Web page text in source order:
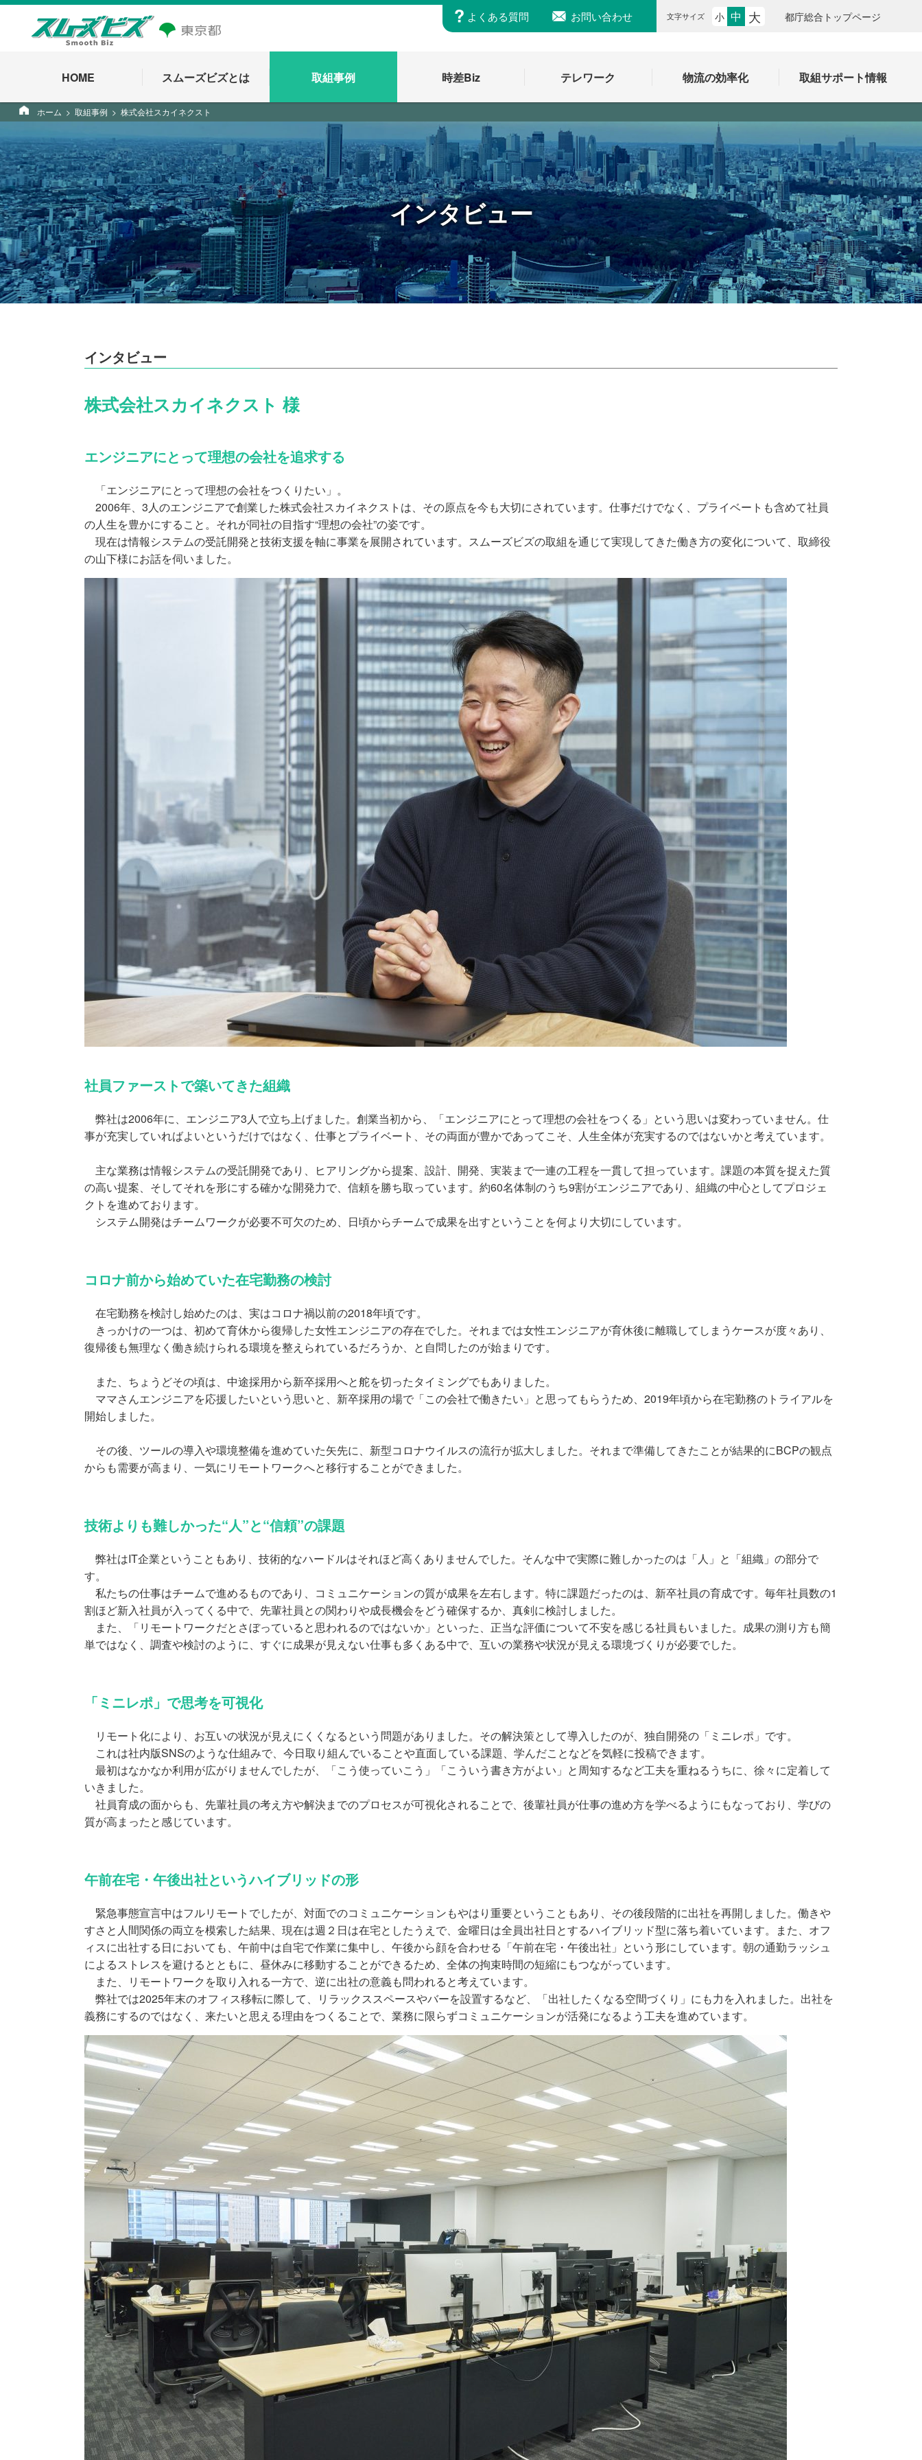
よくある質問 お問い合わせ 文字サイズ 小 中 大 都庁総合トップページ
HOME スムーズビズとは 取組事例 時差Biz テレワーク 物流の効率化 取組サポート情報
ホーム 取組事例 株式会社スカイネクスト
インタビュー
インタビュー
株式会社スカイネクスト 様
エンジニアにとって理想の会社を追求する
「エンジニアにとって理想の会社をつくりたい」。
2006年、3人のエンジニアで創業した株式会社スカイネクストは、その原点を今も大切にされています。仕事だけでなく、プライベートも含めて社員
の人生を豊かにすること。それが同社の目指す“理想の会社”の姿です。
現在は情報システムの受託開発と技術支援を軸に事業を展開されています。スムーズビズの取組を通じて実現してきた働き方の変化について、取締役
の山下様にお話を伺いました。
社員ファーストで築いてきた組織
弊社は2006年に、エンジニア3人で立ち上げました。創業当初から、「エンジニアにとって理想の会社をつくる」という思いは変わっていません。仕
事が充実していればよいというだけではなく、仕事とプライベート、その両面が豊かであってこそ、人生全体が充実するのではないかと考えています。
主な業務は情報システムの受託開発であり、ヒアリングから提案、設計、開発、実装まで一連の工程を一貫して担っています。課題の本質を捉えた質
の高い提案、そしてそれを形にする確かな開発力で、信頼を勝ち取っています。約60名体制のうち9割がエンジニアであり、組織の中心としてプロジェ
クトを進めております。
システム開発はチームワークが必要不可欠のため、日頃からチームで成果を出すということを何より大切にしています。
コロナ前から始めていた在宅勤務の検討
在宅勤務を検討し始めたのは、実はコロナ禍以前の2018年頃です。
きっかけの一つは、初めて育休から復帰した女性エンジニアの存在でした。それまでは女性エンジニアが育休後に離職してしまうケースが度々あり、
復帰後も無理なく働き続けられる環境を整えられているだろうか、と自問したのが始まりです。
また、ちょうどその頃は、中途採用から新卒採用へと舵を切ったタイミングでもありました。
ママさんエンジニアを応援したいという思いと、新卒採用の場で「この会社で働きたい」と思ってもらうため、2019年頃から在宅勤務のトライアルを
開始しました。
その後、ツールの導入や環境整備を進めていた矢先に、新型コロナウイルスの流行が拡大しました。それまで準備してきたことが結果的にBCPの観点
からも需要が高まり、一気にリモートワークへと移行することができました。
技術よりも難しかった“人”と“信頼”の課題
弊社はIT企業ということもあり、技術的なハードルはそれほど高くありませんでした。そんな中で実際に難しかったのは「人」と「組織」の部分で
す。
私たちの仕事はチームで進めるものであり、コミュニケーションの質が成果を左右します。特に課題だったのは、新卒社員の育成です。毎年社員数の1
割ほど新入社員が入ってくる中で、先輩社員との関わりや成長機会をどう確保するか、真剣に検討しました。
また、「リモートワークだとさぼっていると思われるのではないか」といった、正当な評価について不安を感じる社員もいました。成果の測り方も簡
単ではなく、調査や検討のように、すぐに成果が見えない仕事も多くある中で、互いの業務や状況が見える環境づくりが必要でした。
「ミニレポ」で思考を可視化
リモート化により、お互いの状況が見えにくくなるという問題がありました。その解決策として導入したのが、独自開発の「ミニレポ」です。
これは社内版SNSのような仕組みで、今日取り組んでいることや直面している課題、学んだことなどを気軽に投稿できます。
最初はなかなか利用が広がりませんでしたが、「こう使っていこう」「こういう書き方がよい」と周知するなど工夫を重ねるうちに、徐々に定着して
いきました。
社員育成の面からも、先輩社員の考え方や解決までのプロセスが可視化されることで、後輩社員が仕事の進め方を学べるようにもなっており、学びの
質が高まったと感じています。
午前在宅・午後出社というハイブリッドの形
緊急事態宣言中はフルリモートでしたが、対面でのコミュニケーションもやはり重要ということもあり、その後段階的に出社を再開しました。働きや
すさと人間関係の両立を模索した結果、現在は週２日は在宅としたうえで、金曜日は全員出社日とするハイブリッド型に落ち着いています。また、オフ
ィスに出社する日においても、午前中は自宅で作業に集中し、午後から顔を合わせる「午前在宅・午後出社」という形にしています。朝の通勤ラッシュ
によるストレスを避けるとともに、昼休みに移動することができるため、全体の拘束時間の短縮にもつながっています。
また、リモートワークを取り入れる一方で、逆に出社の意義も問われると考えています。
弊社では2025年末のオフィス移転に際して、リラックススペースやバーを設置するなど、「出社したくなる空間づくり」にも力を入れました。出社を
義務にするのではなく、来たいと思える理由をつくることで、業務に限らずコミュニケーションが活発になるよう工夫を進めています。